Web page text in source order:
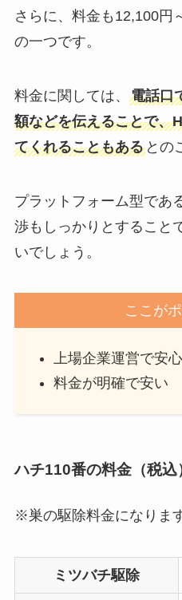
さらに、料金も12,100円
の一つです。
料金に関しては、 電話口
額などを伝えることで、
てくれることもあるとの
プラットフォーム型であ
渉もしっかりとすること
いでしょう。
ここが
上場企業運営で安心
料金が明確で安い
ハチ110番の料金（税込
※巣の駆除料金になります
ミツバチ駆除